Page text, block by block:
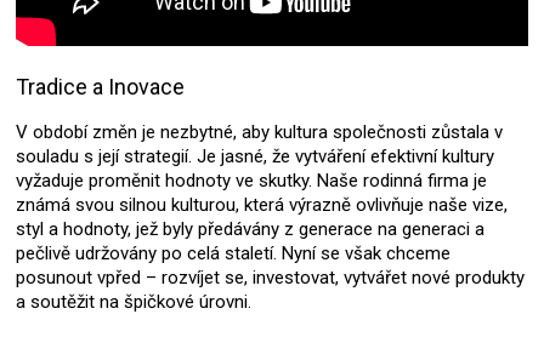
Tradice a Inovace
V období změn je nezbytné, aby kultura společnosti zůstala v
souladu s její strategií. Je jasné, že vytváření efektivní kultury
vyžaduje proměnit hodnoty ve skutky. Naše rodinná firma je
známá svou silnou kulturou, která výrazně ovlivňuje naše vize,
styl a hodnoty, jež byly předávány z generace na generaci a
pečlivě udržovány po celá staletí. Nyní se však chceme
posunout vpřed – rozvíjet se, investovat, vytvářet nové produkty
a soutěžit na špičkové úrovni.